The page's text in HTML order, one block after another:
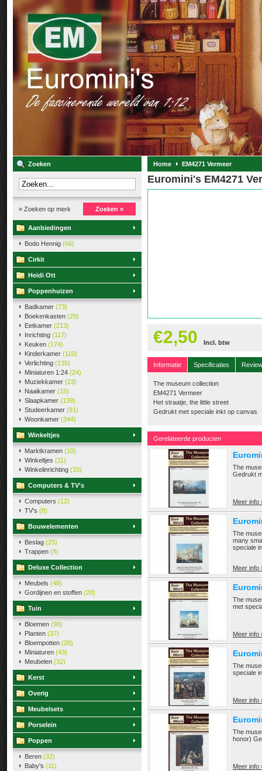
Zoeken
» Zoeken op merk Zoeken »
Aanbiedingen
Bodo Hennig (66)
Cirkit
Heidi Ott
Poppenhuizen
Badkamer (73)
Boekenkasten (29)
Eetkamer (213)
Inrichting (117)
Keuken (174)
Kinderkamer (110)
Verlichting (135)
Miniaturen 1:24 (24)
Muziekkamer (23)
Naaikamer (15)
Slaapkamer (139)
Studeerkamer (81)
Woonkamer (344)
Winkeltjes
Marktkramen (10)
Winkeltjes (11)
Winkelinrichting (33)
Computers & TV's
Computers (12)
TV's (8)
Bouwelementen
Beslag (25)
Trappen (8)
Deluxe Collection
Meubels (48)
Gordijnen en stoffen (20)
Tuin
Bloemen (98)
Planten (37)
Bloempotten (28)
Miniaturen (43)
Meubelen (32)
Kerst
Overig
Meubelsets
Porselein
Poppen
Beren (32)
Baby's (11)
Home EM4271 Vermeer
Euromini's EM4271
€2,50 Incl. btw
Informatie Specificaties
The museum collection
EM4271 Vermeer
Het straatje, the little street
Gedrukt met speciale inkt op canvas
Gerelateerde producten
The
Gedrukt
Meer info
The
many
speciale
Meer info
The
met
Meer info
The
speciale
Meer info
The
honor)
Meer info